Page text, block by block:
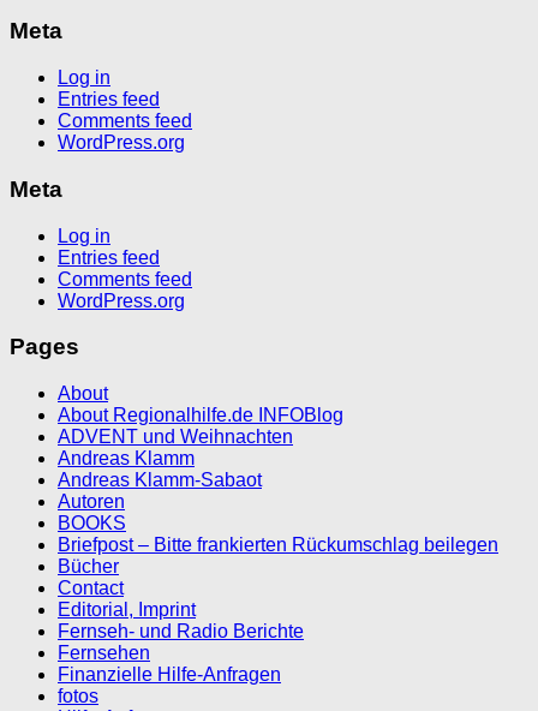
Meta
Log in
Entries feed
Comments feed
WordPress.org
Meta
Log in
Entries feed
Comments feed
WordPress.org
Pages
About
About Regionalhilfe.de INFOBlog
ADVENT und Weihnachten
Andreas Klamm
Andreas Klamm-Sabaot
Autoren
BOOKS
Briefpost – Bitte frankierten Rückumschlag beilegen
Bücher
Contact
Editorial, Imprint
Fernseh- und Radio Berichte
Fernsehen
Finanzielle Hilfe-Anfragen
fotos